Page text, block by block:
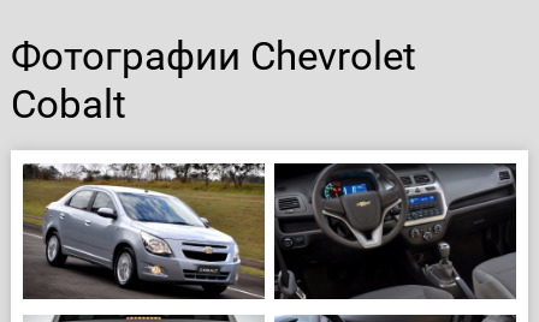
Фотографии Chevrolet
Cobalt